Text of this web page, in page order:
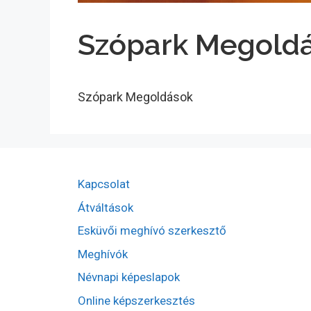
Szópark
Szópark Megoldások
Kapcsolat
Átváltások
Esküvői meghívó szerkesztő
Meghívók
Névnapi képeslapok
Online képszerkesztés